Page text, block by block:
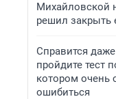
Михайловской
решил закрыть
Справится
пройдите тест
котором очень
ошибиться